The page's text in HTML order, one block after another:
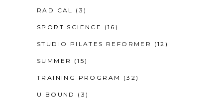
RADICAL (3)
SPORT SCIENCE (16)
STUDIO PILATES REFORMER (12)
SUMMER (15)
TRAINING PROGRAM (32)
U BOUND (3)